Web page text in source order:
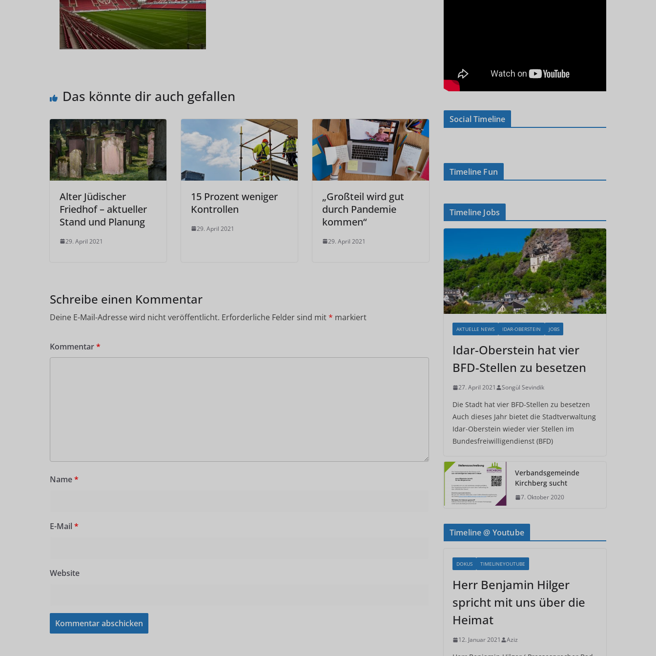
Das könnte dir auch gefallen
Alter Jüdischer
Friedhof – aktueller
Stand und Planung
29. April 2021
15 Prozent weniger
Kontrollen
29. April 2021
„Großteil wird gut
durch Pandemie
kommen“
29. April 2021
Schreibe einen Kommentar
Deine E-Mail-Adresse wird nicht veröffentlicht. Erforderliche Felder sind mit* markiert
Kommentar*
Name*
E-Mail *
Website
Social Timeline
Timeline Fun
Timeline Jobs
AKTUELLE NEWS IDAR-OBERSTEIN JOBS
Idar-Oberstein hat vier
BFD-Stellen zu besetzen
27. April 2021 Songül Sevindik
Die Stadt hat vier BFD-Stellen zu besetzen
Auch dieses Jahr bietet die Stadtverwaltung
Idar-Oberstein wieder vier Stellen im
Bundesfreiwilligendienst (BFD)
Verbandsgemeinde
Kirchberg sucht
7. Oktober 2020
Timeline @ Youtube
DOKUS TIMELINEYOUTUBE
Herr Benjamin Hilger
spricht mit uns über die
Heimat
12. Januar 2021 Aziz